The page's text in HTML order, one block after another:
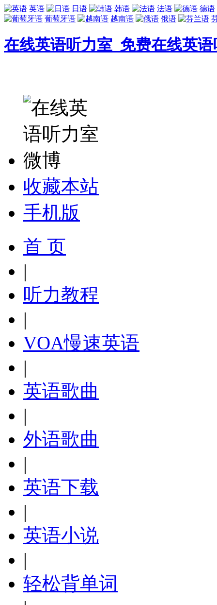
英语 日语 韩语 法语
德语
葡萄牙语
越南语 俄语
在线英语听力室_免费在线英
收藏本站
手机版
首 页
|
听力教程
|
VOA慢速英语
|
英语歌曲
|
外语歌曲
|
英语下载
|
英语小说
|
轻松背单词